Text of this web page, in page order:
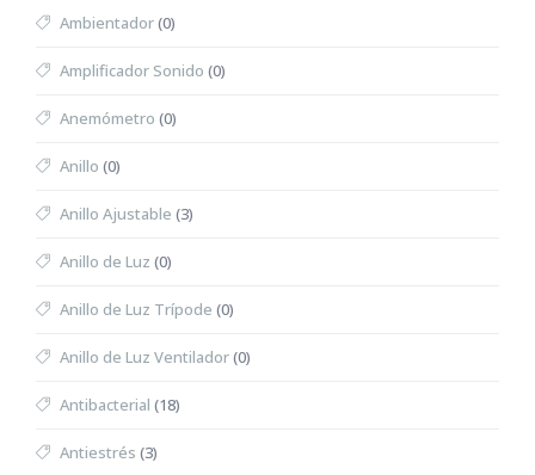
Ambientador(0)
Amplificador Sonido (0)
Anemómetro (0)
Anillo (0)
Anillo Ajustable (3)
Anillo de Luz (0)
Anillo de Luz Trípode (0)
Anillo de Luz Ventilador(0)
Antibacterial (18)
Antiestrés (3)